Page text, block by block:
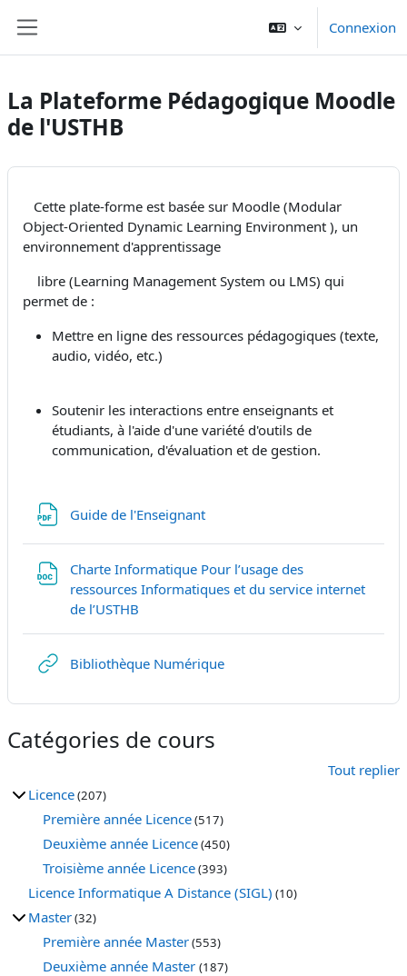
Connexion
La Plateforme Pédagogique Moodle
de l'USTHB
Cette plate-forme est basée sur Moodle (Modular
Object-Oriented Dynamic Learning Environment ), un
environnement d'apprentissage
libre (Learning Management System ou LMS) qui
permet de :
Mettre en ligne des ressources pédagogiques (texte,
audio, vidéo, etc.)
Soutenir les interactions entre enseignants et
étudiants, à l'aide d'une variété d'outils de
communication, d'évaluation et de gestion.
Guide de l'Enseignant
Charte Informatique Pour l’usage des
ressources Informatiques et du service internet
de l’USTHB
Bibliothèque NumériqueURL
Catégories de cours
Tout replier
Licence(207)
Première année Licence(517)
Deuxième année Licence(450)
Troisième année Licence(393)
Licence Informatique A Distance (SIGL) (10)
Master(32)
Première année Master(553)
Deuxième année Master (187)